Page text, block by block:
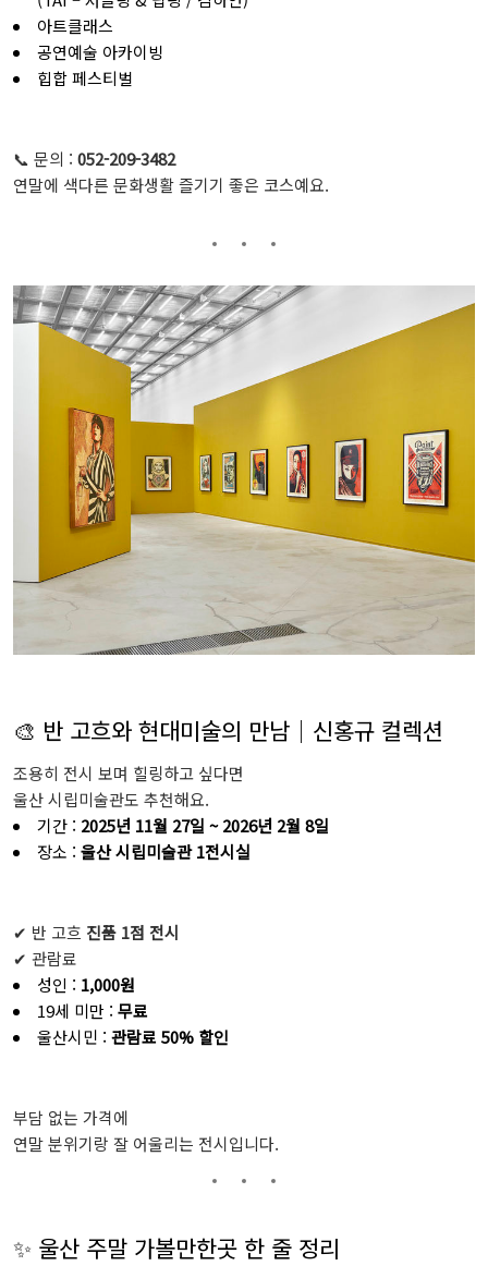
아트클래스
공연예술 아카이빙
힙합 페스티벌
📞 문의 : 052-209-3482
연말에 색다른 문화생활 즐기기 좋은 코스예요.
🎨 반 고흐와 현대미술의 만남｜신홍규 컬렉션
조용히 전시 보며 힐링하고 싶다면
울산 시립미술관도 추천해요.
기간 : 2025년 11월 27일 ~ 2026년 2월 8일
장소 : 울산 시립미술관 1전시실
✔ 반 고흐 진품 1점 전시
✔ 관람료
성인 : 1,000원
19세 미만 : 무료
울산시민 : 관람료 50% 할인
부담 없는 가격에
연말 분위기랑 잘 어울리는 전시입니다.
✨ 울산 주말 가볼만한곳 한 줄 정리